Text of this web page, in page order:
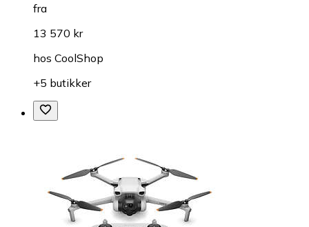
fra
13 570 kr
hos CoolShop
+5 butikker